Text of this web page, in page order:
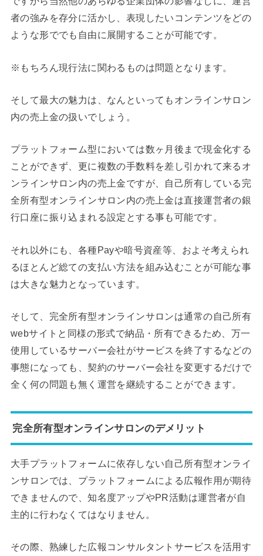
者の強みを存分に活かし、表現したいコンテンツをどの
ような形ででも自由に展開することが可能です。
※もちろん現行法に関わるものは問題となります。
そして最大の魅力は、なんといってもオンラインサロン
内の売上金の扱いでしょう。
プラットフォーム型においては数ヶ月後まで現金化する
ことができず、更に複数の手数料を差し引かれて来るオ
ンラインサロン内の売上金ですが、自己所有している完
全所有型オンラインサロン内の売上金は直接運営者の銀
行口座に振り込まれる設定とする事も可能です。
それ以外にも、各種Payや暗号資産等、およそ考えられ
るほとんど総ての支払い方法を組み込むことが可能な事
は大きな魅力となっています。
そして、完全所有型オンラインサロンは通常の自己所有
webサイトと同様の形式で納品・所有できるため、万一
使用しているサーバー会社がサービスを終了するなどの
事態になっても、契約のサーバー会社を変更するだけで
全く何の問題も無く運営を継続することができます。
完全所有型オンラインサロンのデメリット
大手プラットフォームに依存しない自己所有型オンライ
ンサロンでは、プラットフォームによる広報作用が期待
できませんので、知名度アップやPR活動は運営者が自
主的に行わなくてはなりません。
その際、熟練した広報コンサルタントサービスを活用す